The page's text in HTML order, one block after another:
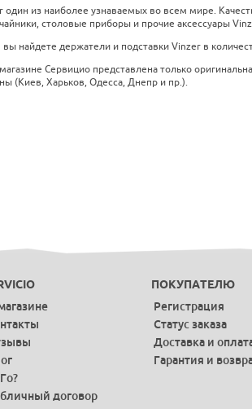
один из наиболее узнаваемых во всем мире.
столовые приборы и прочие аксессуары
вы найдете держатели и подставки Vinzer в
Сервицио представлена только
(Киев, Харьков, Одесса, Днепр и пр.).
договор
ПОКУПАТЕЛЮ
Регистрация
Статус заказа
Доставка и
Гарантия и